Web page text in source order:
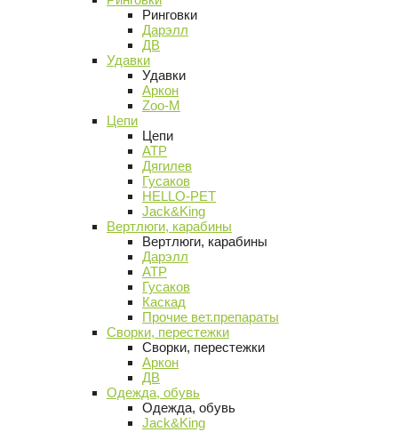
Ринговки
Дарэлл
ДВ
Удавки
Удавки
Аркон
Zoo-M
Цепи
Цепи
АТР
Дягилев
Гусаков
HELLO-PET
Jack&King
Вертлюги, карабины
Вертлюги, карабины
Дарэлл
АТР
Гусаков
Каскад
Прочие вет.препараты
Сворки, перестежки
Сворки, перестежки
Аркон
ДВ
Одежда, обувь
Одежда, обувь
Jack&King